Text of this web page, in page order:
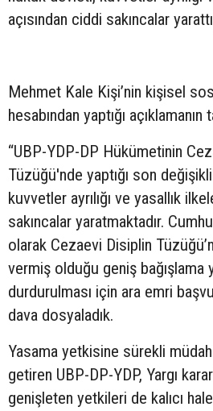
açısından ciddi sakıncalar
Mehmet Kale Kişi’nin kişisel
hesabından yaptığı
“UBP-YDP-DP Hükümetinin
Tüzüğü'nde yaptığı son
kuvvetler ayrılığı ve yasallık
sakıncalar yaratmaktadır.
olarak Cezaevi Disiplin
vermiş olduğu geniş bağışlama
durdurulması için ara emri
dava dosyaladık.
Yasama yetkisine sürekli
getiren UBP-DP-YDP, Yargı
genişleten yetkileri de kalıcı